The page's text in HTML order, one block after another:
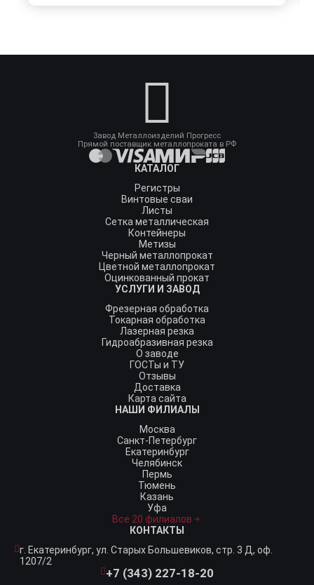
Завод Металлоизделий Прогресс
Прямой поставщик металлопроката в РФ
КАТАЛОГ
Регистры
Винтовые сваи
Листы
Сетка металлическая
Контейнеры
Метизы
Черный металлопрокат
Цветной металлопрокат
Оцинкованный прокат
УСЛУГИ И ЗАВОД
Фрезерная обработка
Токарная обработка
Лазерная резка
Гидроабразивная резка
О заводе
ГОСТы и ТУ
Отзывы
Доставка
Карта сайта
НАШИ ФИЛИАЛЫ
Москва
Санкт-Петербург
Екатеринбург
Челябинск
Пермь
Тюмень
Казань
Уфа
Все 20 филиалов
КОНТАКТЫ
г. Екатеринбург, ул. Старых Большевиков, стр. 3 Д, оф.
1207/2
+7 (343) 227-18-20